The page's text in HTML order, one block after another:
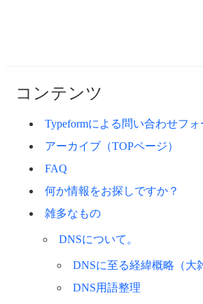
コンテンツ
Typeformによる問い合わせフォ
アーカイブ（TOPページ）
FAQ
何か情報をお探しですか？
雑多なもの
DNSについて。
DNSに至る経緯概略（大
DNS用語整理